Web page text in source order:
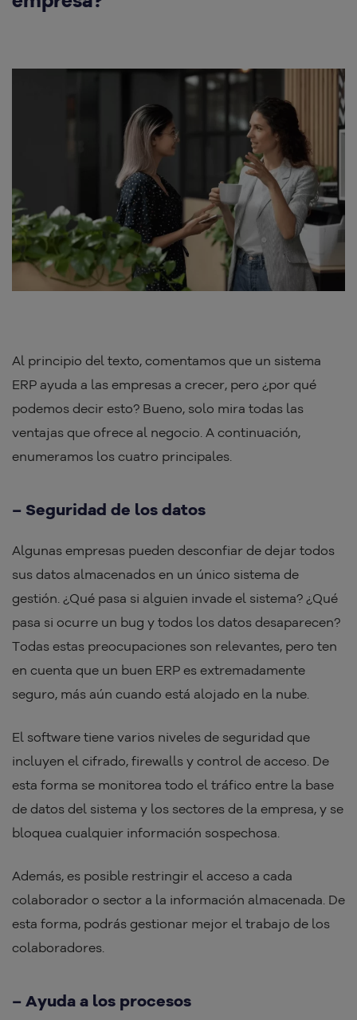
Al principio del texto, comentamos que un sistema
ERP ayuda a las empresas a crecer, pero ¿por qué
podemos decir esto? Bueno, solo mira todas las
ventajas que ofrece al negocio. A continuación,
enumeramos los cuatro principales.
– Seguridad de los datos
Algunas empresas pueden desconfiar de dejar todos
sus datos almacenados en un único sistema de
gestión. ¿Qué pasa si alguien invade el sistema? ¿Qué
pasa si ocurre un bug y todos los datos desaparecen?
Todas estas preocupaciones son relevantes, pero ten
en cuenta que un buen ERP es extremadamente
seguro, más aún cuando está alojado en la nube.
El software tiene varios niveles de seguridad que
incluyen el cifrado, firewalls y control de acceso. De
esta forma se monitorea todo el tráfico entre la base
de datos del sistema y los sectores de la empresa, y se
bloquea cualquier información sospechosa.
Además, es posible restringir el acceso a cada
colaborador o sector a la información almacenada. De
esta forma, podrás gestionar mejor el trabajo de los
colaboradores.
– Ayuda a los procesos